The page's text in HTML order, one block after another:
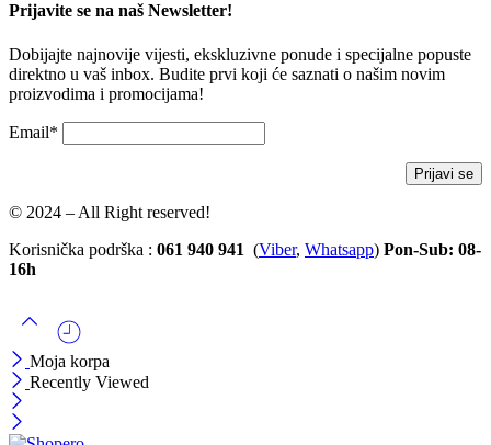
Prijavite se na naš Newsletter!
Dobijajte najnovije vijesti, ekskluzivne ponude i specijalne popuste
direktno u vaš inbox. Budite prvi koji će saznati o našim novim
proizvodima i promocijama!
Email*
© 2024 – All Right reserved!
Korisnička podrška : 061 940 941 (Viber, Whatsapp) Pon-Sub: 08-
16h
Moja korpa
Recently Viewed